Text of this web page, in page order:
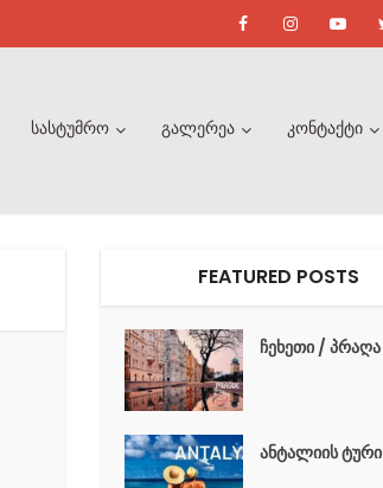
სასტუმრო გალერეა კონტაქტი
FEATURED POSTS
ჩეხეთი / პრაღა
ანტალიის ტური